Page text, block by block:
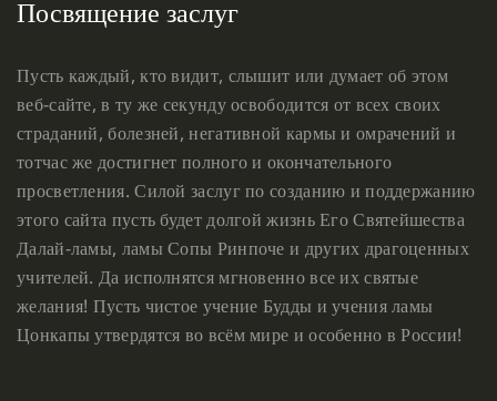
Посвящение заслуг
Пусть каждый, кто видит, слышит или думает об этом
веб-сайте, в ту же секунду освободится от всех своих
страданий, болезней, негативной кармы и омрачений и
тотчас же достигнет полного и окончательного
просветления. Силой заслуг по созданию и поддержанию
этого сайта пусть будет долгой жизнь Его Святейшества
Далай-ламы, ламы Сопы Ринпоче и других драгоценных
учителей. Да исполнятся мгновенно все их святые
желания! Пусть чистое учение Будды и учения ламы
Цонкапы утвердятся во всём мире и особенно в России!